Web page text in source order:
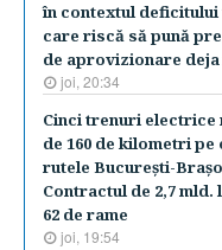
în contextul deficitului
care riscă să pună
de aprovizionare
joi, 20:34
Cinci trenuri electrice
de 160 de kilometri
rutele Bucureşti-
Contractul de 2,7
62 de rame
joi, 19:54